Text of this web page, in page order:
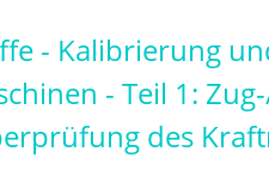
- Kalibrierung
- Teil 1:
des